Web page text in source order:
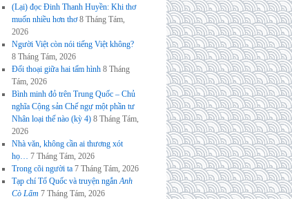
(Lại) đọc Đinh Thanh Huyền: Khi thơ
muốn nhiều hơn thơ 8 Tháng Tám,
2026
Người Việt còn nói tiếng Việt không?
8 Tháng Tám, 2026
Đối thoại giữa hai tấm hình 8 Tháng
Tám, 2026
Bình minh đỏ trên Trung Quốc – Chủ
nghĩa Cộng sản Chế ngự một phần tư
Nhân loại thế nào (kỳ 4) 8 Tháng Tám,
2026
Nhà văn, không cần ai thương xót
họ… 7 Tháng Tám, 2026
Trong cõi người ta 7 Tháng Tám, 2026
Tạp chí Tổ Quốc và truyện ngắnAnh
Cò Lấm 7 Tháng Tám, 2026